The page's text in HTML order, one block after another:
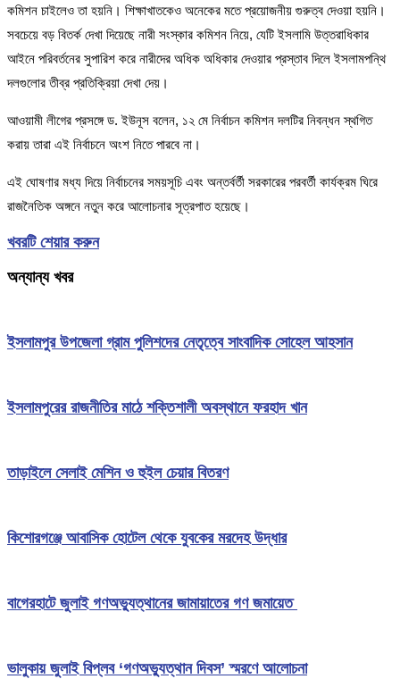
কমিশন চাইলেও তা হয়নি। শিক্ষাখাতকেও অনেকের মতে প্রয়োজনীয় গুরুত্ব দেওয়া হয়নি।
সবচেয়ে বড় বিতর্ক দেখা দিয়েছে নারী সংস্কার কমিশন নিয়ে, যেটি ইসলামি উত্তরাধিকার
আইনে পরিবর্তনের সুপারিশ করে নারীদের অধিক অধিকার দেওয়ার প্রস্তাব দিলে ইসলামপন্থি
দলগুলোর তীব্র প্রতিক্রিয়া দেখা দেয়।
আওয়ামী লীগের প্রসঙ্গে ড. ইউনূস বলেন, ১২ মে নির্বাচন কমিশন দলটির নিবন্ধন স্থগিত
করায় তারা এই নির্বাচনে অংশ নিতে পারবে না।
এই ঘোষণার মধ্য দিয়ে নির্বাচনের সময়সূচি এবং অন্তর্বর্তী সরকারের পরবর্তী কার্যক্রম ঘিরে
রাজনৈতিক অঙ্গনে নতুন করে আলোচনার সূত্রপাত হয়েছে।
খবরটি শেয়ার করুন
অন্যান্য খবর
ইসলামপুর উপজেলা গ্রাম পুলিশদের নেতৃত্বে সাংবাদিক সোহেল আহসান
ইসলামপুরের রাজনীতির মাঠে শক্তিশালী অবস্থানে ফরহাদ খান
তাড়াইলে সেলাই মেশিন ও হুইল চেয়ার বিতরণ
কিশোরগঞ্জে আবাসিক হোটেল থেকে যুবকের মরদেহ উদ্ধার
বাগেরহাটে জুলাই গণঅভ্যুত্থানের জামায়াতের গণ জমায়েত
ভালুকায় জুলাই বিপ্লব ‘গণঅভ্যুত্থান দিবস’ স্মরণে আলোচনা